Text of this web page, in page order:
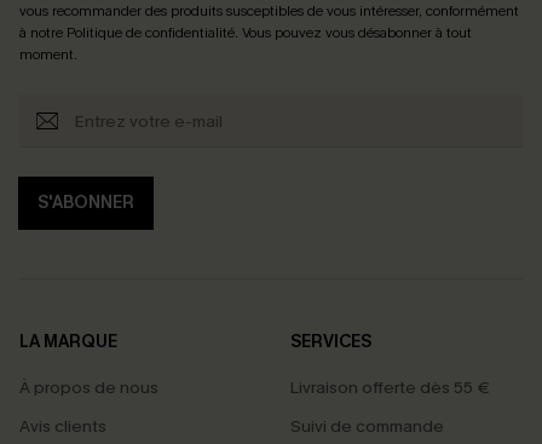
vous recommander des produits susceptibles de vous intéresser, conformément
à notre Politique de confidentialité. Vous pouvez vous désabonner à tout
moment.
S'ABONNER
LA MARQUE
À propos de nous
Avis clients
SERVICES
Livraison offerte dès 55 €
Suivi de commande